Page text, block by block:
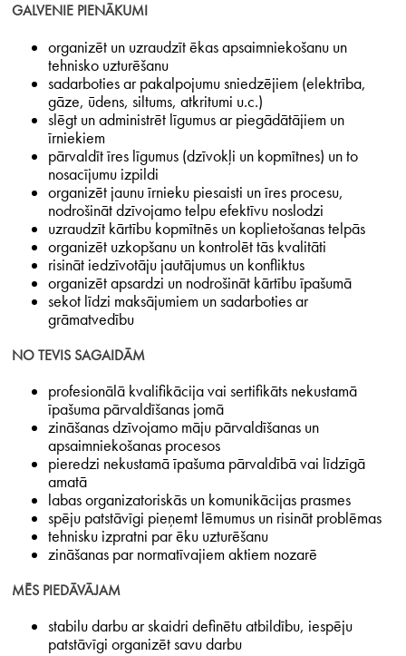
GALVENIE PIENĀKUMI
organizēt un uzraudzīt ēkas apsaimniekošanu un
tehnisko uzturēšanu
sadarboties ar pakalpojumu sniedzējiem (elektrība,
gāze, ūdens, siltums, atkritumi u.c.)
slēgt un administrēt līgumus ar piegādātājiem un
īrniekiem
pārvaldīt īres līgumus (dzīvokļi un kopmītnes) un to
nosacījumu izpildi
organizēt jaunu īrnieku piesaisti un īres procesu,
nodrošināt dzīvojamo telpu efektīvu noslodzi
uzraudzīt kārtību kopmītnēs un koplietošanas telpās
organizēt uzkopšanu un kontrolēt tās kvalitāti
risināt iedzīvotāju jautājumus un konfliktus
organizēt apsardzi un nodrošināt kārtību īpašumā
sekot līdzi maksājumiem un sadarboties ar
grāmatvedību
NO TEVIS SAGAIDĀM
profesionālā kvalifikācija vai sertifikāts nekustamā
īpašuma pārvaldīšanas jomā
zināšanas dzīvojamo māju pārvaldīšanas un
apsaimniekošanas procesos
pieredzi nekustamā īpašuma pārvaldībā vai līdzīgā
amatā
labas organizatoriskās un komunikācijas prasmes
spēju patstāvīgi pieņemt lēmumus un risināt problēmas
tehnisku izpratni par ēku uzturēšanu
zināšanas par normatīvajiem aktiem nozarē
MĒS PIEDĀVĀJAM
stabilu darbu ar skaidri definētu atbildību, iespēju
patstāvīgi organizēt savu darbu